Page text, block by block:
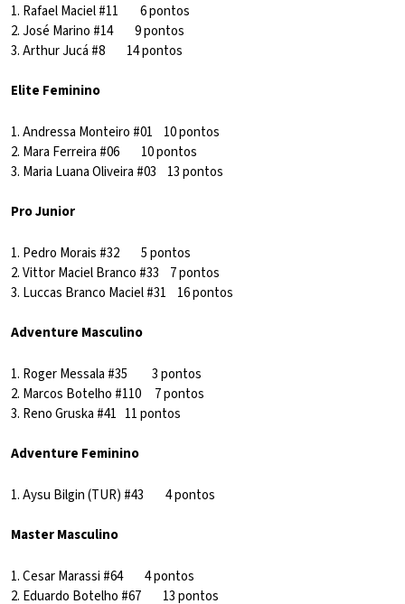
1. Rafael Maciel #11 6 pontos
2. José Marino #14 9 pontos
3. Arthur Jucá #8 14 pontos
Elite Feminino
1. Andressa Monteiro #01 10 pontos
2. Mara Ferreira #06 10 pontos
3. Maria Luana Oliveira #03 13 pontos
Pro Junior
1. Pedro Morais #32 5 pontos
2. Vittor Maciel Branco #33 7 pontos
3. Luccas Branco Maciel #31 16 pontos
Adventure Masculino
1. Roger Messala #35 3 pontos
2. Marcos Botelho #110 7 pontos
3. Reno Gruska #41 11 pontos
Adventure Feminino
1. Aysu Bilgin (TUR) #43 4 pontos
Master Masculino
1. Cesar Marassi #64 4 pontos
2. Eduardo Botelho #67 13 pontos